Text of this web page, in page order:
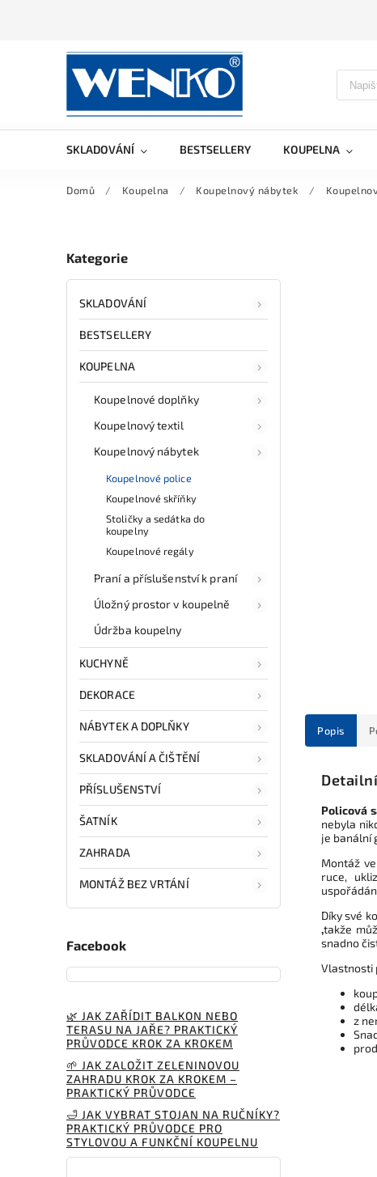
SKLADOVÁNÍ BESTSELLERY KOUPELNA
Domů / Koupelna / Koupelnový nábytek /
Kategorie
SKLADOVÁNÍ
BESTSELLERY
KOUPELNA
Koupelnové doplňky
Koupelnový textil
Koupelnový nábytek
Koupelnové police
Koupelnové skříňky
Stoličky a sedátka do
koupelny
Koupelnové regály
Praní a příslušenství k praní
Úložný prostor v koupelně
Údržba koupelny
KUCHYNĚ
DEKORACE
NÁBYTEK A DOPLŇKY
SKLADOVÁNÍ A ČIŠTĚNÍ
PŘÍSLUŠENSTVÍ
ŠATNÍK
ZAHRADA
MONTÁŽ BEZ VRTÁNÍ
Facebook
🌿 JAK ZAŘÍDIT BALKON NEBO
TERASU NA JAŘE? PRAKTICKÝ
PRŮVODCE KROK ZA KROKEM
🌱 JAK ZALOŽIT ZELENINOVOU
ZAHRADU KROK ZA KROKEM –
PRAKTICKÝ PRŮVODCE
🛁 JAK VYBRAT STOJAN NA RUČNÍKY?
PRAKTICKÝ PRŮVODCE PRO
STYLOVOU A FUNKČNÍ KOUPELNU
Popis
Policová
nebyla
je banální
Montáž
ruce,
Díky své
,takže
snadno
Vlastnosti
z